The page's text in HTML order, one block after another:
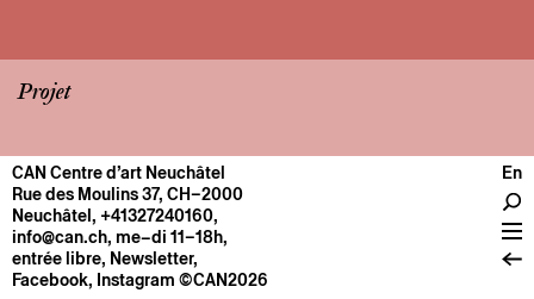
Projet
CENTRE
Infos pratiques
Fonctionnement
À propos
CAN Centre d’art Neuchâtel
Rue des Moulins 37, CH–2000
Neuchâtel, +41327240160,
info@can.ch, me–di 11–18h,
entrée libre, Newsletter,
Facebook, Instagram ©CAN2026
En